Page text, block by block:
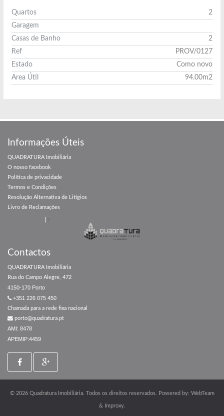
Quartos
2
Garagem
Casas de Banho
2
Ref
PROV/0127
Estado
Como novo
Area Útil
94.00m2
Informações Úteis
QUADRATURA Imobiliária
O nosso facebook
Política de privacidade
Termos e Condições
Resolução Alternativa de Litígios
Livro de Reclamações
Contactos
QUADRATURA Imobiliária
Rua do Campo Alegre, 472
4150-170 Porto
+351 226 075 450
Chamada para a rede fixa nacional
porto@quadratura.pt
AMI: 8478
APEMIP:4459
© 2026 Quadratura Imobiliária. Todos os direitos reservados. Powered by: WebTeam
& Improxy.